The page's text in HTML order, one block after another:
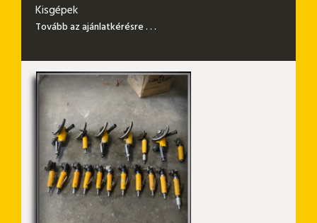
Kisgépek
Tovább az ajánlatkérésre . . .